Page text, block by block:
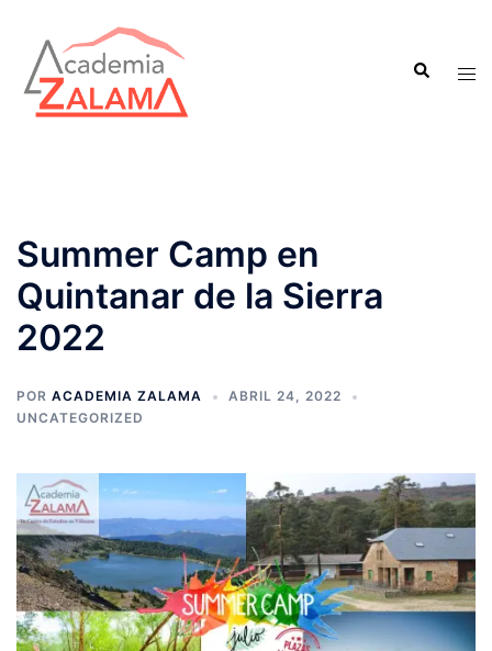
contenido
Buscar
Summer Camp en
Quintanar de la Sierra
2022
POR ACADEMIA ZALAMA
ABRIL 24, 2022
UNCATEGORIZED